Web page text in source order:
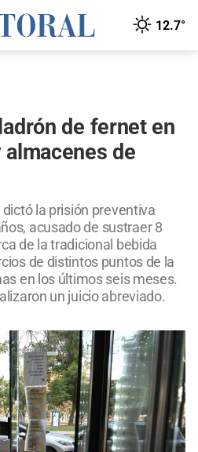
12.7°
de fernet en
de
la prisión preventiva
acusado de sustraer 8
de la tradicional bebida
de distintos puntos de la
en los últimos seis meses.
un juicio abreviado.